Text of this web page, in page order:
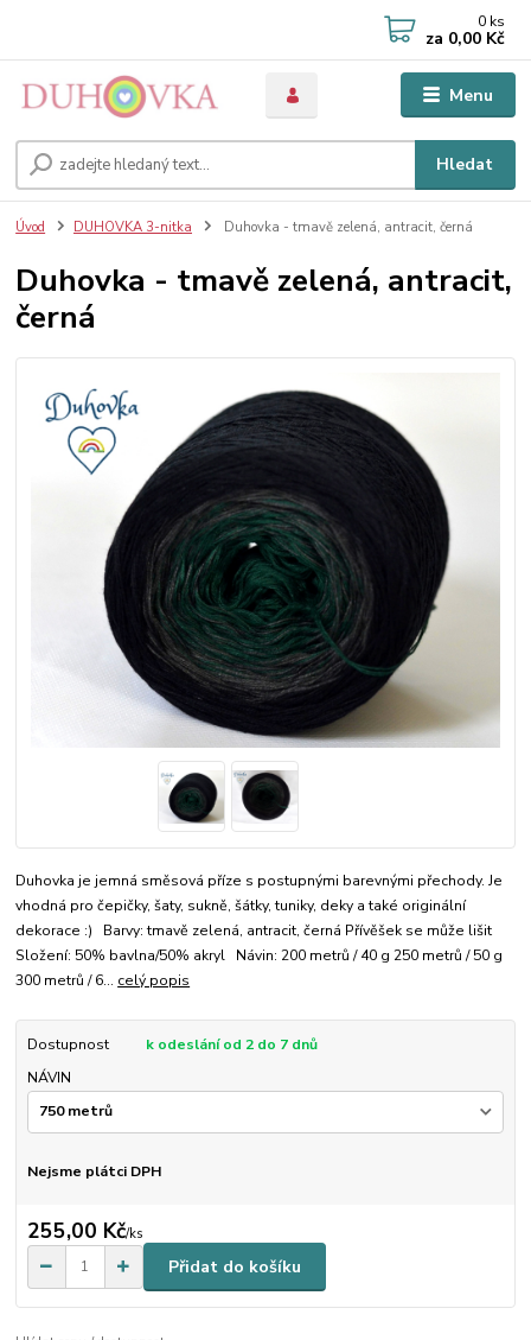
Menu
Hledat
0 ks
za 0,00 Kč
Úvod DUHOVKA 3-nitka Duhovka - tmavě zelená, antracit, černá
Duhovka - tmavě zelená, antracit,
černá
Duhovka je jemná směsová příze s postupnými barevnými přechody. Je
vhodná pro čepičky, šaty, sukně, šátky, tuniky, deky a také originální
dekorace :) Barvy: tmavě zelená, antracit, černá Přívěšek se může lišit
Složení: 50% bavlna/50% akryl Návin: 200 metrů / 40 g 250 metrů / 50 g
300 metrů / 6... celý popis
Dostupnost
k odeslání od 2 do 7 dnů
NÁVIN
Nejsme plátci DPH
255,00 Kč/ks
Přidat do košíku